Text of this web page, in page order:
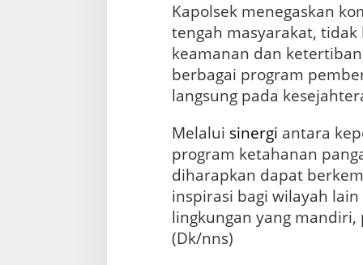
Kapolsek menegaskan
tengah masyarakat,
keamanan dan
berbagai program
langsung pada
Melalui sinergi antara
program ketahanan
diharapkan dapat
inspirasi bagi wilayah
lingkungan yang
(Dk/nns)